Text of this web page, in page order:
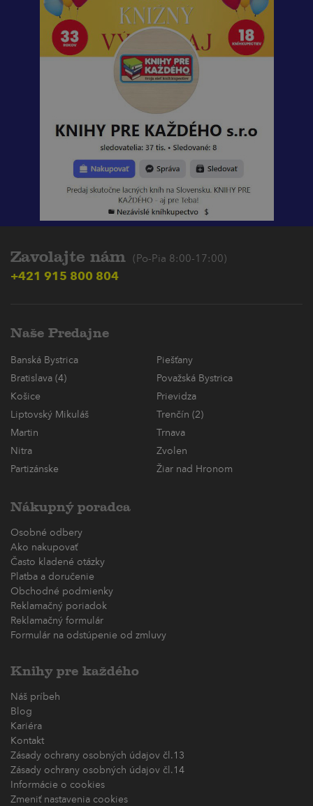
Zavolajte nám (Po-Pia 8:00-17:00)
+421 915 800 804
Naše Predajne
Banská Bystrica
Piešťany
Bratislava (4)
Považská Bystrica
Košice
Prievidza
Liptovský Mikuláš
Trenčín (2)
Martin
Trnava
Nitra
Zvolen
Partizánske
Žiar nad Hronom
Nákupný poradca
Osobné odbery
Ako nakupovať
Často kladené otázky
Platba a doručenie
Obchodné podmienky
Reklamačný poriadok
Reklamačný formulár
Formulár na odstúpenie od zmluvy
Knihy pre každého
Náš príbeh
Blog
Kariéra
Kontakt
Zásady ochrany osobných údajov čl.13
Zásady ochrany osobných údajov čl.14
Informácie o cookies
Zmeniť nastavenia cookies